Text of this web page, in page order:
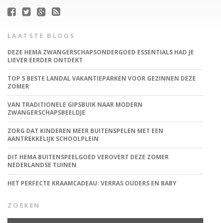
LAATSTE BLOGS
DEZE HEMA ZWANGERSCHAPSONDERGOED ESSENTIALS HAD JE
LIEVER EERDER ONTDEKT
TOP 5 BESTE LANDAL VAKANTIEPARKEN VOOR GEZINNEN DEZE
ZOMER
VAN TRADITIONELE GIPSBUIK NAAR MODERN
ZWANGERSCHAPSBEELDJE
ZORG DAT KINDEREN MEER BUITENSPELEN MET EEN
AANTREKKELIJK SCHOOLPLEIN
DIT HEMA BUITENSPEELGOED VEROVERT DEZE ZOMER
NEDERLANDSE TUINEN
HET PERFECTE KRAAMCADEAU: VERRAS OUDERS EN BABY
ZOEKEN